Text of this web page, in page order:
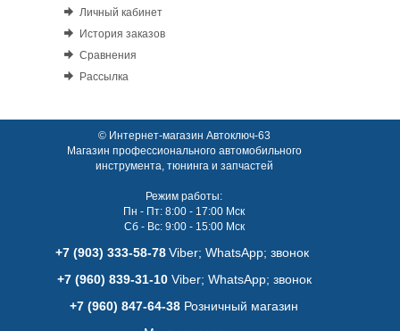
Личный кабинет
История заказов
Сравнения
Рассылка
© Интернет-магазин Автоключ-63
Магазин профессионального автомобильного
инструмента, тюнинга и запчастей
Режим работы:
Пн - Пт: 8:00 - 17:00 Мск
Сб - Вс: 9:00 - 15:00 Мск
+7 (903) 333-58-78 Viber; WhatsАpp; звонок
+7 (960) 839-31-10Viber; WhatsАpp; звонок
+7 (960) 847-64-38 Розничный магазин